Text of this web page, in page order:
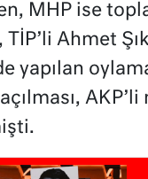
MHP ise
TİP’li Ahmet
yapılan